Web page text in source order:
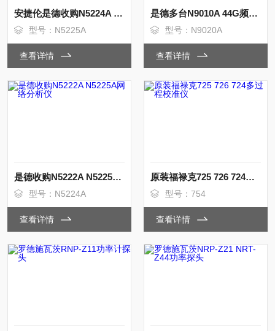
安捷伦是德收购N5224A N5224B网络分析仪
型号：N5225A
查看详情
是德多台N9010A 44G频谱分析仪收购
型号：N9020A
查看详情
是德收购N5222A N5225A网络分析仪
型号：N5224A
查看详情
原装福禄克725 726 724多过程校准仪
型号：754
查看详情